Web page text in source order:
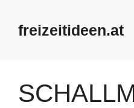
Inhalt
springenfreizeitideen.at